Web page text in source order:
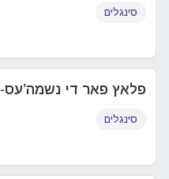
סינגלים
פלאץ פאר די נשמה’עס-1
סינגלים